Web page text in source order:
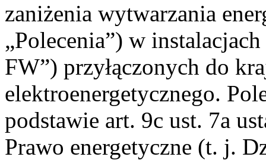
zaniżenia wytwarzania
„Polecenia”) w
FW”) przyłączonych do
elektroenergetycznego.
podstawie art. 9c ust. 7a
Prawo energetyczne (t. j.